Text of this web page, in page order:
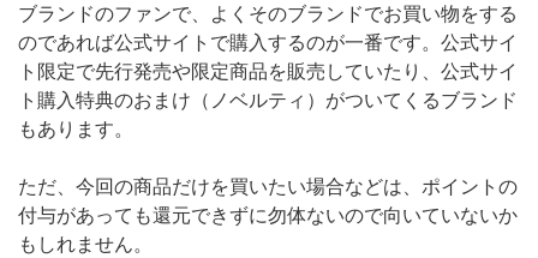
ブランドのファンで、よくそのブランドでお買い物をする
のであれば公式サイトで購入するのが一番です。公式サイ
ト限定で先行発売や限定商品を販売していたり、公式サイ
ト購入特典のおまけ（ノベルティ）がついてくるブランド
もあります。
ただ、今回の商品だけを買いたい場合などは、ポイントの
付与があっても還元できずに勿体ないので向いていないか
もしれません。